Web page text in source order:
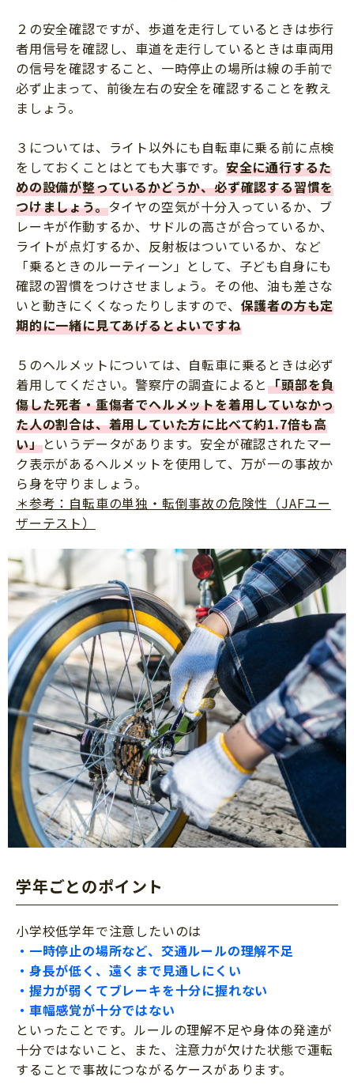
２の安全確認ですが、歩道を走行しているときは歩行
者用信号を確認し、車道を走行しているときは車両用
の信号を確認すること、一時停止の場所は線の手前で
必ず止まって、前後左右の安全を確認することを教え
ましょう。
３については、ライト以外にも自転車に乗る前に点検
をしておくことはとても大事です。 安全に通行するた
めの設備が整っているかどうか、必ず確認する習慣を
つけましょう。タイヤの空気が十分入っているか、ブ
レーキが作動するか、サドルの高さが合っているか、
ライトが点灯するか、反射板はついているか、など
「乗るときのルーティーン」として、子ども自身にも
確認の習慣をつけさせましょう。その他、油も差さな
いと動きにくくなったりしますので、 保護者の方も定
期的に一緒に見てあげるとよいですね
５のヘルメットについては、自転車に乗るときは必ず
着用してください。警察庁の調査によると「頭部を負
傷した死者・重傷者でヘルメットを着用していなかっ
た人の割合は、着用していた方に比べて約1.7倍も高
い」というデータがあります。安全が確認されたマー
ク表示があるヘルメットを使用して、万が一の事故か
ら身を守りましょう。
＊参考：自転車の単独・転倒事故の危険性（JAFユー
ザーテスト）
学年ごとのポイント
小学校低学年で注意したいのは
・一時停止の場所など、交通ルールの理解不足
・身長が低く、遠くまで見通しにくい
・握力が弱くてブレーキを十分に握れない
・車幅感覚が十分ではない
といったことです。ルールの理解不足や身体の発達が
十分ではないこと、また、注意力が欠けた状態で運転
することで事故につながるケースがあります。